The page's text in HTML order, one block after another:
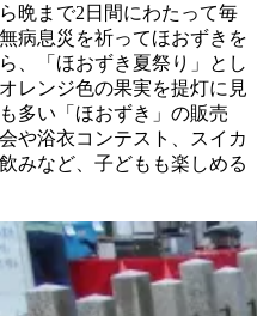
晩まで2日間にわたって毎
病息災を祈ってほおずきを
、「ほおずき夏祭り」とし
レンジ色の果実を提灯に見
多い「ほおずき」の販売
や浴衣コンテスト、スイカ
みなど、子どもも楽しめる